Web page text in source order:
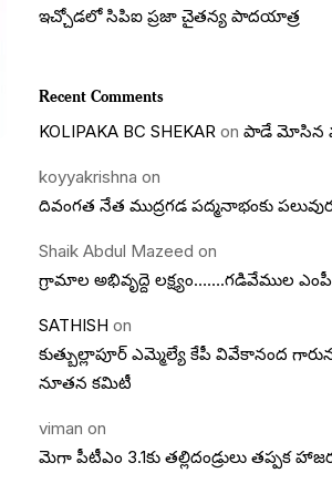
ఇచ్చోడలో సిపిఐ ప్రజా చైతన్య పాదయాత్ర
Recent Comments
KOLIPAKA BC SHEKAR onపాడే మోసిన
koyyakrishna on
దివంగత నేత ముద్రగడ పద్మనాభంకు
Shaik Abdul Mazeed on
గ్రామాల అభివృద్దె లక్ష్యం…….గడివేముల
SATHISH on
కుత్బుల్లాపూర్ ఎమ్మెల్యే కేపీ వివేకానంద
నూతన కమిటీ
viman on
మెగా పీటీఎం 3.1కు తల్లిదండ్రులు తప్పక